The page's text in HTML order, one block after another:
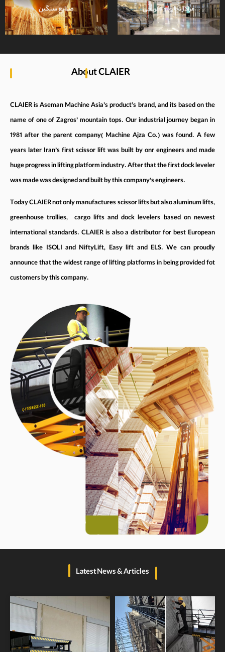
صنایع سنگین مشاهده
مراکز تجاری و تفریحی
About CLAIER
CLAIER is Aseman Machine Asia’s product’s brand, and its based on the
name of one of Zagros’ mountain tops. Our industrial journey began in
1981 after the parent company( Machine Ajza Co.) was found. A few
years later Iran’s first scissor lift was built by onr engineers and made
huge progress in lifting platform industry. After that the first dock leveler
was made was designed and built by this company’s engineers.
Today CLAIER not only manufactures scissor lifts but also aluminum lifts,
greenhouse trollies, cargo lifts and dock levelers based on newest
international standards. CLAIER is also a distributor for best European
brands like ISOLI and NiftyLift, Easy lift and ELS. We can proudly
announce that the widest range of lifting platforms in being provided fot
customers by this company.
Latest News & Articles